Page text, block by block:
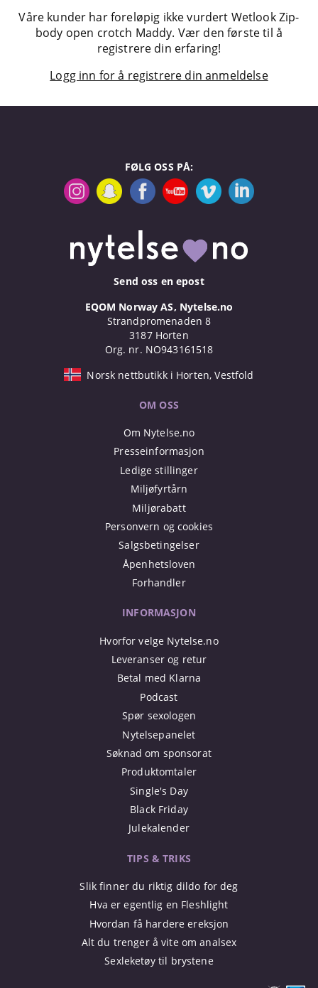
Våre kunder har foreløpig ikke vurdert Wetlook Zip-
body open crotch Maddy. Vær den første til å
registrere din erfaring!
Logg inn for å registrere din anmeldelse
FØLG OSS PÅ:
Send oss en epost
EQOM Norway AS, Nytelse.no
Strandpromenaden 8
3187 Horten
Org. nr. NO943161518
Norsk nettbutikk i Horten, Vestfold
OM OSS
Om Nytelse.no
Presseinformasjon
Ledige stillinger
Miljøfyrtårn
Miljørabatt
Personvern og cookies
Salgsbetingelser
Åpenhetsloven
Forhandler
INFORMASJON
Hvorfor velge Nytelse.no
Leveranser og retur
Betal med Klarna
Podcast
Spør sexologen
Nytelsepanelet
Søknad om sponsorat
Produktomtaler
Single's Day
Black Friday
Julekalender
TIPS & TRIKS
Slik finner du riktig dildo for deg
Hva er egentlig en Fleshlight
Hvordan få hardere ereksjon
Alt du trenger å vite om analsex
Sexleketøy til brystene